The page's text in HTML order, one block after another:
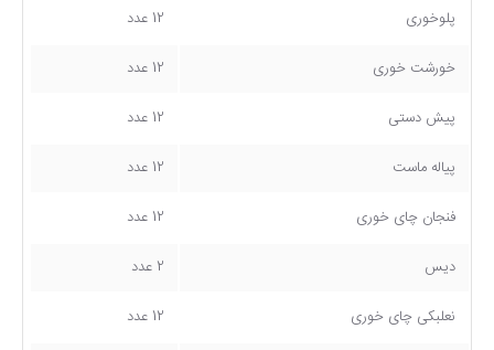
پلوخوری 12 عدد
خورشت خوری 12 عدد
پیش دستی 12 عدد
پیاله ماست 12 عدد
فنجان چای خوری 12 عدد
دیس 2 عدد
نعلبکی چای خوری 12 عدد